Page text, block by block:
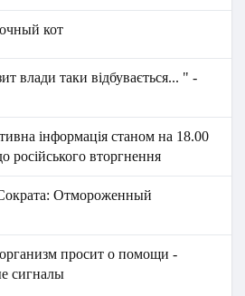
кот
влади таки відбувається... " -
інформація станом на 18.00
російського вторгнення
Отмороженный
просит о помощи -
сигналы